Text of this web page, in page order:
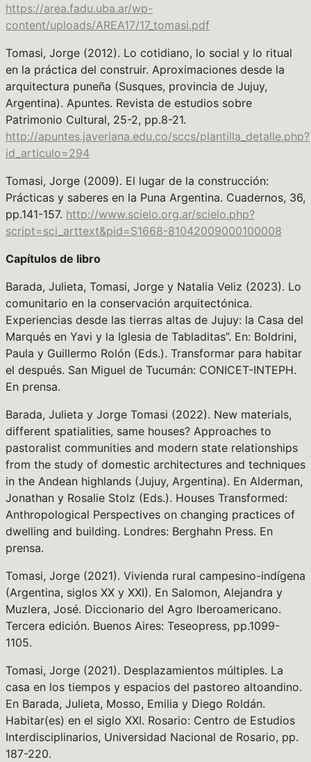
https://area.fadu.uba.ar/wp-
content/uploads/AREA17/17_tomasi.pdf
Tomasi, Jorge (2012). Lo cotidiano, lo social y lo ritual
en la práctica del construir. Aproximaciones desde la
arquitectura puneña (Susques, provincia de Jujuy,
Argentina). Apuntes. Revista de estudios sobre
Patrimonio Cultural, 25-2, pp.8-21.
http://apuntes.javeriana.edu.co/sccs/plantilla_detalle.php?
id_articulo=294
Tomasi, Jorge (2009). El lugar de la construcción:
Prácticas y saberes en la Puna Argentina. Cuadernos, 36,
pp.141-157. http://www.scielo.org.ar/scielo.php?
script=sci_arttext&pid=S1668-81042009000100008
Capítulos de libro
Barada, Julieta, Tomasi, Jorge y Natalia Veliz (2023). Lo
comunitario en la conservación arquitectónica.
Experiencias desde las tierras altas de Jujuy: la Casa del
Marqués en Yavi y la Iglesia de Tabladitas”. En: Boldrini,
Paula y Guillermo Rolón (Eds.). Transformar para habitar
el después. San Miguel de Tucumán: CONICET-INTEPH.
En prensa.
Barada, Julieta y Jorge Tomasi (2022). New materials,
different spatialities, same houses? Approaches to
pastoralist communities and modern state relationships
from the study of domestic architectures and techniques
in the Andean highlands (Jujuy, Argentina). En Alderman,
Jonathan y Rosalie Stolz (Eds.). Houses Transformed:
Anthropological Perspectives on changing practices of
dwelling and building. Londres: Berghahn Press. En
prensa.
Tomasi, Jorge (2021). Vivienda rural campesino-indígena
(Argentina, siglos XX y XXI). En Salomon, Alejandra y
Muzlera, José. Diccionario del Agro Iberoamericano.
Tercera edición. Buenos Aires: Teseopress, pp.1099-
1105.
Tomasi, Jorge (2021). Desplazamientos múltiples. La
casa en los tiempos y espacios del pastoreo altoandino.
En Barada, Julieta, Mosso, Emilia y Diego Roldán.
Habitar(es) en el siglo XXI. Rosario: Centro de Estudios
Interdisciplinarios, Universidad Nacional de Rosario, pp.
187-220.